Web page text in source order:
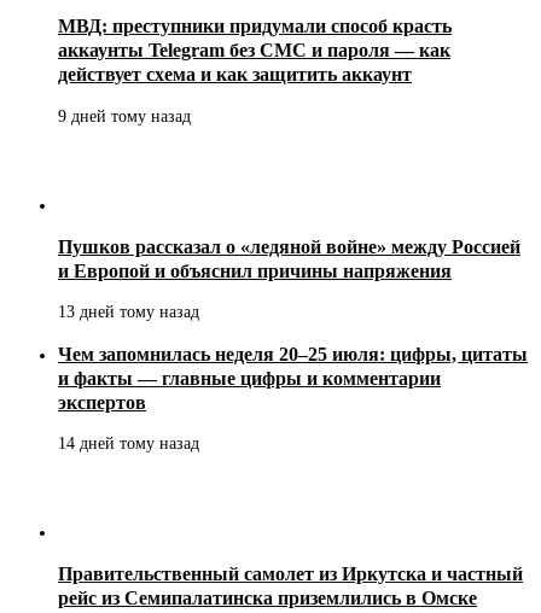
МВД: преступники придумали способ красть
аккаунты Telegram без СМС и пароля — как
действует схема и как защитить аккаунт
9 дней тому назад
Пушков рассказал о «ледяной войне» между Россией
и Европой и объяснил причины напряжения
13 дней тому назад
Чем запомнилась неделя 20–25 июля: цифры, цитаты
и факты — главные цифры и комментарии
экспертов
14 дней тому назад
Правительственный самолет из Иркутска и частный
рейс из Семипалатинска приземлились в Омске